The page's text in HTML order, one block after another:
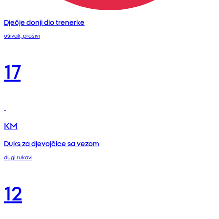
Dječje donji dio trenerke
ušivak, prošivi
17
KM
Duks za djevojčice sa vezom
dugi rukavi
12